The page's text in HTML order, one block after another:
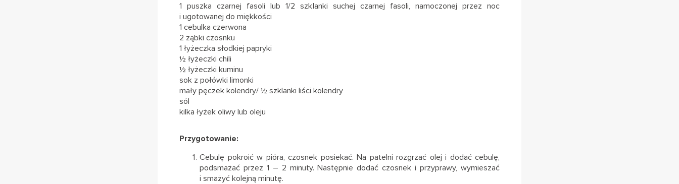
1 puszka czarnej fasoli lub 1/2 szklanki suchej czarnej fasoli, namoczonej przez noc
i ugotowanej do miękkości
1 cebulka czerwona
2 ząbki czosnku
1 łyżeczka słodkiej papryki
½ łyżeczki chili
½ łyżeczki kuminu
sok z połówki limonki
mały pęczek kolendry/ ½ szklanki liści kolendry
sól
kilka łyżek oliwy lub oleju
Przygotowanie:
Cebulę pokroić w pióra, czosnek posiekać. Na patelni rozgrzać olej i dodać cebulę,
podsmażać przez 1 – 2 minuty. Następnie dodać czosnek i przyprawy, wymieszać
i smażyć kolejną minutę.